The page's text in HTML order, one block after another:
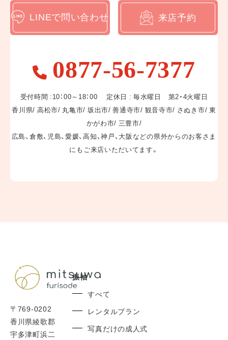
営業日 :10:00～18:00
定休日 : 毎水曜日 第2・4火曜日
香川県/ 高松市/ 丸亀市/ 坂出市/ 善通寺市/ 観音寺市/
TEL: 0877-56-7377
LINEで問い合わせ 来店予約
0877-56-7377
受付時間 :10：00～18：00 定休日 : 毎水曜日 第2・4火曜日
香川県/ 高松市/ 丸亀市/ 坂出市/ 善通寺市/ 観音寺市/ さぬき市/ 東
かがわ市/ 三豊市/
広島、倉敷、児島、愛媛、高知、神戸、大阪などの県外からのお客さま
にもご来店いただいてます。
〒769-0202
香川県綾歌郡
宇多津町浜二
振袖
すべて
レンタルプラン
写真だけの成人式